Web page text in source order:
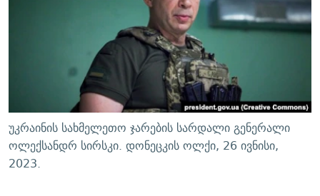
ᲚᲘᲢᲔᲠᲐᲢᲣᲠᲣᲚᲘ ᲬᲐᲮᲜᲐᲒᲔᲑᲘ
ᲐᲛᲔᲠᲘᲙᲣᲚᲘ ᲛᲝᲗᲮᲠᲝᲑᲐ
ᲘᲛᲞᲔᲠᲘᲐ ᲓᲐ ᲠᲐᲓᲘᲝ
ᲩᲔᲛᲘ ᲡᲘᲙᲕᲓᲘᲚᲘᲡ ᲛᲘᲖᲔᲖᲘᲐ COVID-19
11 ᲬᲔᲚᲘ - 11 ᲐᲛᲑᲐᲕᲘ
ᲡᲐᲞᲐᲠᲚᲐᲛᲔᲜᲢᲝ ᲐᲠᲩᲔᲕᲜᲔᲑᲘᲡ ᲘᲡᲢᲝᲠᲘᲐ
ᲑᲐᲕᲨᲕᲔᲑᲘ ᲞᲠᲝᲡᲢᲘᲢᲣᲪᲘᲐᲨᲘ - ᲐᲛᲝᲣᲗᲥᲛᲔᲚᲘ ᲐᲛᲑᲐᲕᲘ
5 ᲐᲛᲑᲐᲕᲘ - 20 ᲘᲕᲜᲘᲡᲡ ᲓᲐᲨᲐᲕᲔᲑᲣᲚᲔᲑᲘ
ᲐᲒᲕᲘᲡᲢᲝᲡ ᲝᲛᲘ
ПРИВЕТ ᲙᲣᲚᲢᲣᲠᲐ
რთე/რთ-ის ყველა საიტი
უკრაინის სახმელეთო ჯარების სარდალი გენერალი
ოლექსანდრ სირსკი. დონეცკის ოლქი, 26 ივნისი,
2023.